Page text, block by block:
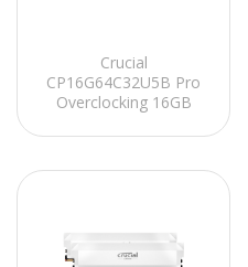
Crucial
CP16G64C32U5B Pro
Overclocking 16GB
CL32 (16Gbit)